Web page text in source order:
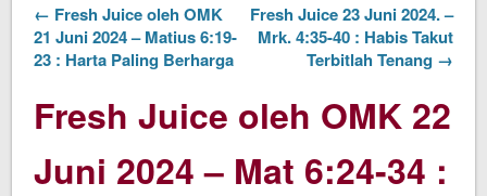
← Fresh Juice oleh OMK
21 Juni 2024 – Matius 6:19-
23 : Harta Paling Berharga
Fresh Juice 23 Juni 2024. –
Mrk. 4:35-40 : Habis Takut
Terbitlah Tenang →
Fresh Juice oleh OMK 22
Juni 2024 – Mat 6:24-34 :